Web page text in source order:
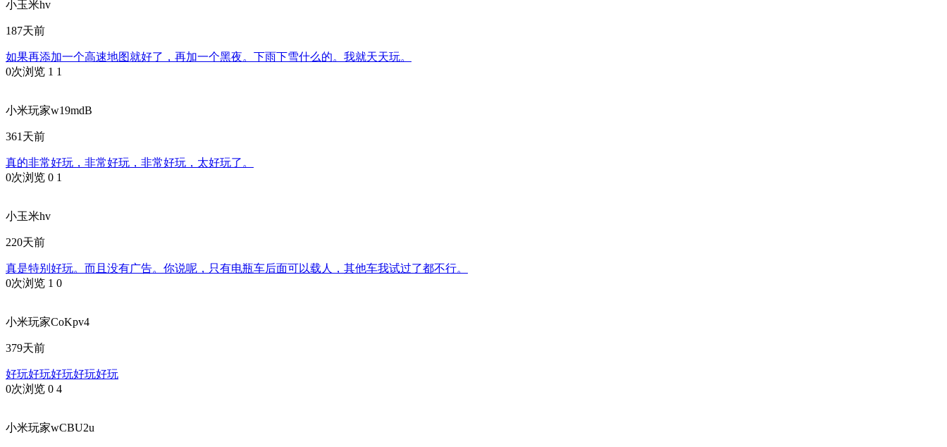
小玉米hv
187天前
如果再添加一个高速地图就好了，再加一个黑夜。下雨下雪什么的。我就天天玩。
0次浏览 1 1
小米玩家w19mdB
361天前
真的非常好玩，非常好玩，非常好玩，太好玩了。
0次浏览 0 1
小玉米hv
220天前
真是特别好玩。而且没有广告。你说呢，只有电瓶车后面可以载人，其他车我试过了都不行。
0次浏览 1 0
小米玩家CoKpv4
379天前
好玩好玩好玩好玩好玩
0次浏览 0 4
小米玩家wCBU2u